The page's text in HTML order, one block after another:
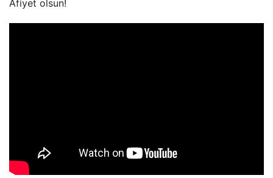
Afiyet olsun!